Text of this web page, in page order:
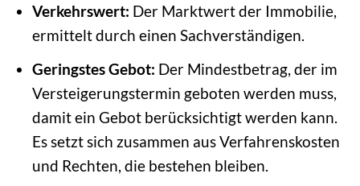
Verkehrswert: Der Marktwert der Immobilie,
ermittelt durch einen Sachverständigen.
Geringstes Gebot: Der Mindestbetrag, der im
Versteigerungstermin geboten werden muss,
damit ein Gebot berücksichtigt werden kann.
Es setzt sich zusammen aus Verfahrenskosten
und Rechten, die bestehen bleiben.